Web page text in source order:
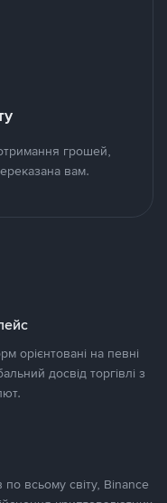
грошей,
вам.
орієнтовані на певні
досвід торгівлі з
по всьому світу, Binance